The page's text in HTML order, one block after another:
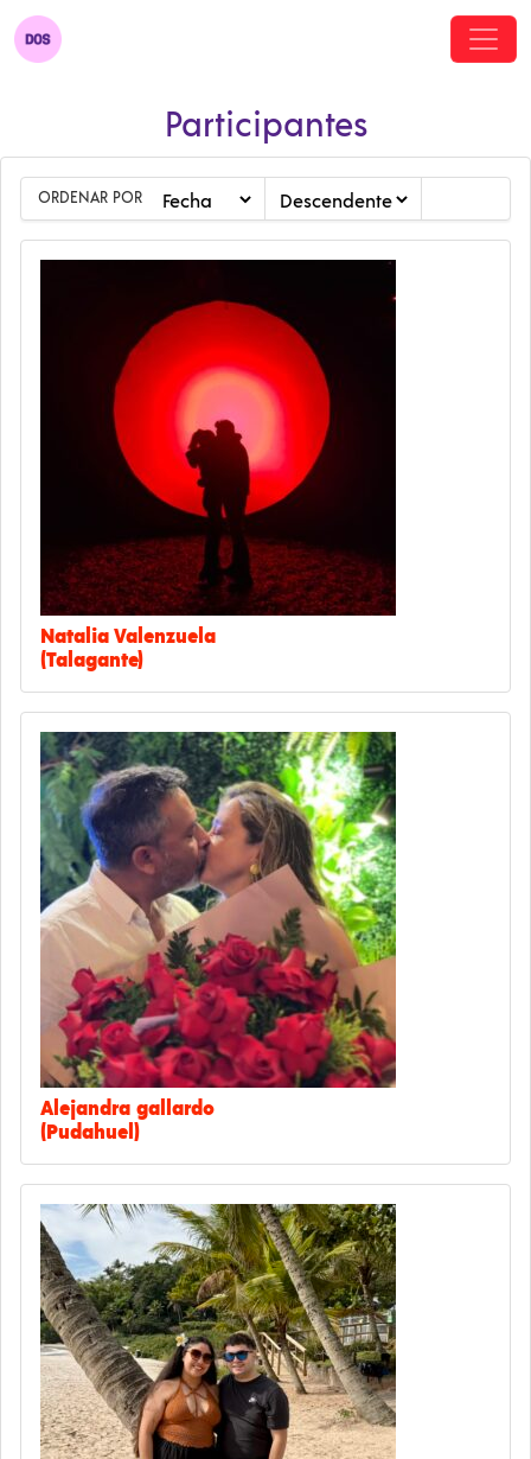
Participantes
ORDENAR POR
Natalia Valenzuela
(Talagante)
Alejandra gallardo
(Pudahuel)